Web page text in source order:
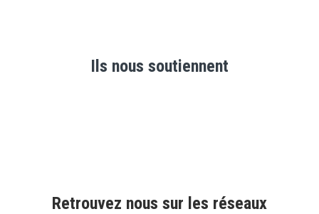
Ils nous soutiennent
Retrouvez nous sur les réseaux